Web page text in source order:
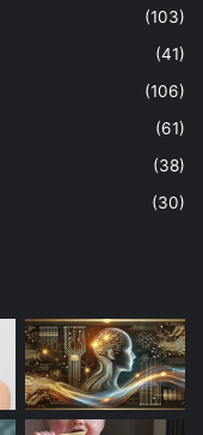
(103)
(41)
(106)
(61)
(38)
(30)